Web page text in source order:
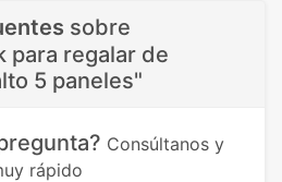
sobre
para regalar de
5 paneles"
Consúltanos y
rápido